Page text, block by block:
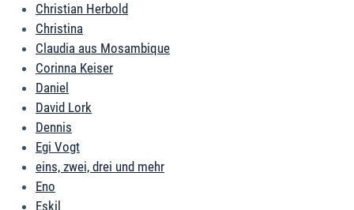
Christian Herbold
Christina
Claudia aus Mosambique
Corinna Keiser
Daniel
David Lork
Dennis
Egi Vogt
eins, zwei, drei und mehr
Eno
Eskil